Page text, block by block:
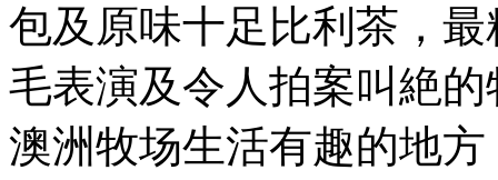
包及原味十足比利茶，
毛表演及令人拍案叫絶
澳洲牧场生活有趣的地方